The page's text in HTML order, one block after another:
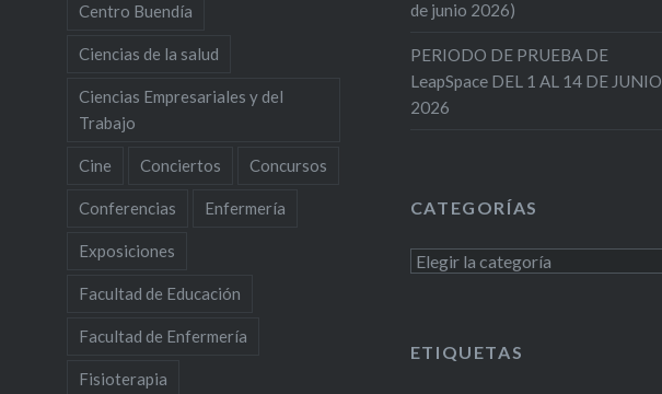
de junio 2026)
PERIODO DE PRUEBA DE
LeapSpace DEL 1 AL 14 DE JUNIO
2026
Centro Buendía
Ciencias de la salud
Ciencias Empresariales y del
Trabajo
Cine Conciertos Concursos
Conferencias Enfermería
Exposiciones
Facultad de Educación
Facultad de Enfermería
Fisioterapia
CATEGORÍAS
Categorías
ETIQUETAS